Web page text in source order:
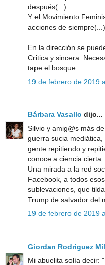
después(...)
Y el Movimiento
acciones de siempre(...)
En la dirección se
Critica y sincera.
tape el bosque.
19 de febrero de 2019
Bárbara Vasallo dijo...
Silvio y amig@s más
guerra sucia
gente repitiendo y
conoce a ciencia cierta
Una mirada a la red
Facebook, a todos
sublevaciones, que
Trump de salvador del
19 de febrero de 2019
Giordan Rodriguez
Mi abuelita solía decir: